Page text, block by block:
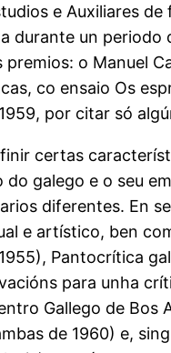
e Auxiliares
durante un
o Manuel
co ensaio Os
por citar só
certas
galego e o seu
diferentes. En
e artístico, ben
Pantocrítica
para unha
Gallego de
de 1960) e,